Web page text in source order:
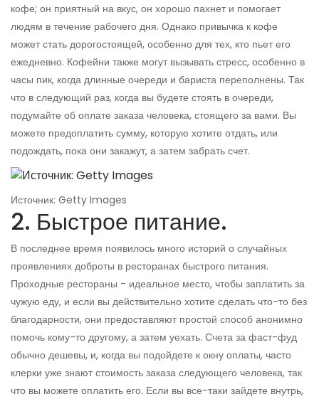
кофе; он приятный на вкус, он хорошо пахнет и помогает
людям в течение рабочего дня. Однако привычка к кофе
может стать дорогостоящей, особенно для тех, кто пьет его
ежедневно. Кофейни также могут вызывать стресс, особенно в
часы пик, когда длинные очереди и бариста переполнены. Так
что в следующий раз, когда вы будете стоять в очереди,
подумайте об оплате заказа человека, стоящего за вами. Вы
можете предоплатить сумму, которую хотите отдать, или
подождать, пока они закажут, а затем забрать счет.
Источник: Getty Images
2. Быстрое питание.
В последнее время появилось много историй о случайных
проявлениях доброты в ресторанах быстрого питания.
Проходные рестораны - идеальное место, чтобы заплатить за
чужую еду, и если вы действительно хотите сделать что-то без
благодарности, они предоставляют простой способ анонимно
помочь кому-то другому, а затем уехать. Счета за фаст-фуд
обычно дешевы, и, когда вы подойдете к окну оплаты, часто
клерки уже знают стоимость заказа следующего человека, так
что вы можете оплатить его. Если вы все-таки зайдете внутрь,